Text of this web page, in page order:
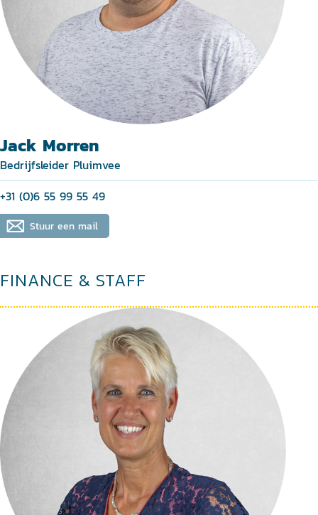
Jack Morren
Bedrijfsleider Pluimvee
+31 (0)6 55 99 55 49
Stuur een mail
FINANCE & STAFF